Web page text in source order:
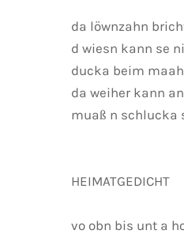
da löwnzahn
d wiesn kann se
ducka beim
da weiher kann
muaß n schlucka
HEIMATGEDICHT
vo obn bis unt a